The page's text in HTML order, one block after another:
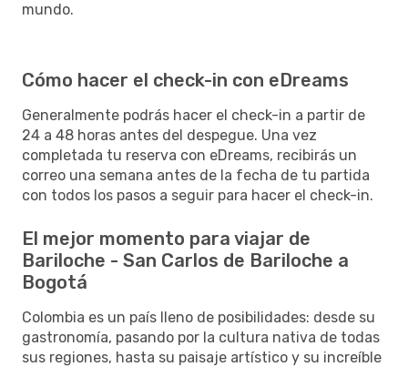
mundo.
Cómo hacer el check-in con eDreams
Generalmente podrás hacer el check-in a partir de
24 a 48 horas antes del despegue. Una vez
completada tu reserva con eDreams, recibirás un
correo una semana antes de la fecha de tu partida
con todos los pasos a seguir para hacer el check-in.
El mejor momento para viajar de
Bariloche - San Carlos de Bariloche a
Bogotá
Colombia es un país lleno de posibilidades: desde su
gastronomía, pasando por la cultura nativa de todas
sus regiones, hasta su paisaje artístico y su increíble